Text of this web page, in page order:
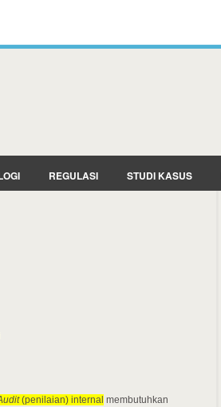
REGULASI STUDI KASUS
(penilaian) internal membutuhkan